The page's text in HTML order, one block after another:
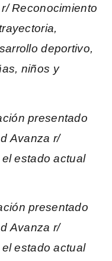
Reconocimiento
deportivo,
niños y
presentado
Avanza r/
estado actual
presentado
Avanza r/
estado actual